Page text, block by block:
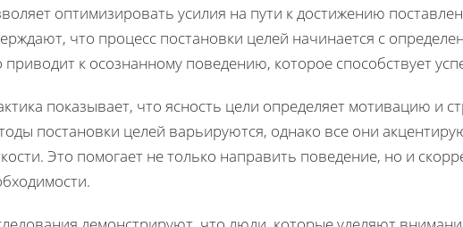
оптимизировать усилия на пути к достижению
что процесс постановки целей начинается с
приводит к осознанному поведению, которое способствует
показывает, что ясность цели определяет мотивацию и
постановки целей варьируются, однако все они
Это помогает не только направить поведение, но и